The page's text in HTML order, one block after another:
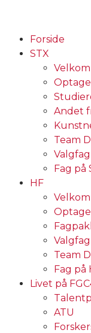
Forside
STX
Andet
Team
Valgfag
Fag på
HF
Valgfag
Team
Fag på
Livet på
ATU